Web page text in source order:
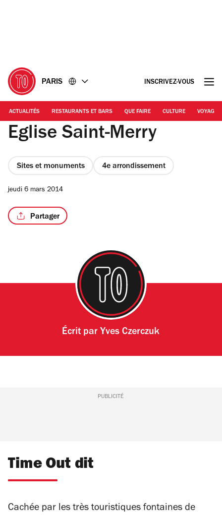
PARIS INSCRIVEZ-VOUS
ACTUALITÉS RESTAURANTS ET BARS QUE FAIRE CULTURE VOYAGE
Eglise Saint-Merry
Sites et monuments 4e arrondissement
jeudi 6 mars 2014
Partager
Écrit par Yves Czerczuk
PUBLICITÉ
Time Out dit
Cachée par les très touristiques fontaines de